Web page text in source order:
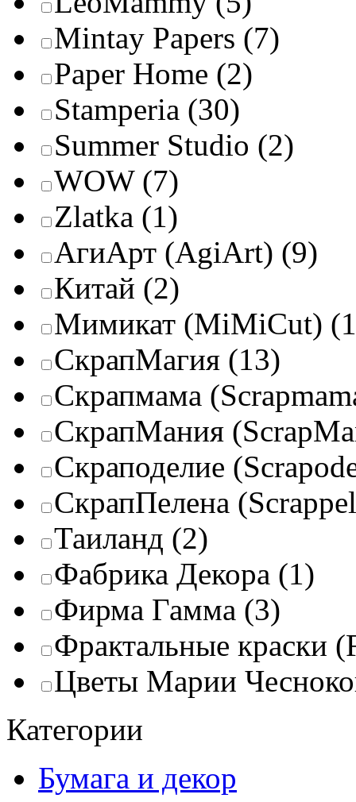
Mintay Papers (7)
Paper Home (2)
Stamperia (30)
Summer Studio (2)
WOW (7)
Zlatka (1)
АгиАрт (AgiArt) (9)
Китай (2)
Мимикат (MiMiCut)
СкрапМагия (13)
Скрапмама
СкрапМания
Скраподелие
СкрапПелена
Таиланд (2)
Фабрика Декора (1)
Фирма Гамма (3)
Фрактальные краски
Цветы Марии
Категории
Бумага и декор